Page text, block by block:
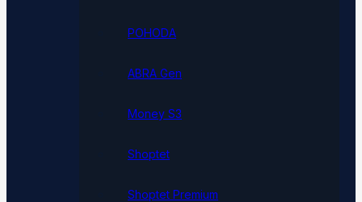
POHODA
ABRA Gen
Money S3
Shoptet
Shoptet Premium